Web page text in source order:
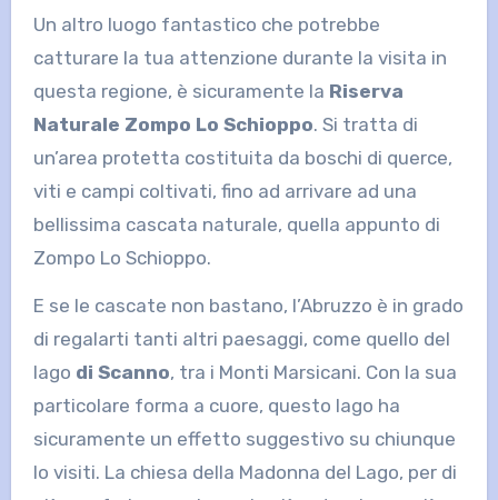
Un altro luogo fantastico che potrebbe
catturare la tua attenzione durante la visita in
questa regione, è sicuramente la Riserva
Naturale Zompo Lo Schioppo. Si tratta di
un’area protetta costituita da boschi di querce,
viti e campi coltivati, fino ad arrivare ad una
bellissima cascata naturale, quella appunto di
Zompo Lo Schioppo.
E se le cascate non bastano, l’Abruzzo è in grado
di regalarti tanti altri paesaggi, come quello del
lago di Scanno, tra i Monti Marsicani. Con la sua
particolare forma a cuore, questo lago ha
sicuramente un effetto suggestivo su chiunque
lo visiti. La chiesa della Madonna del Lago, per di